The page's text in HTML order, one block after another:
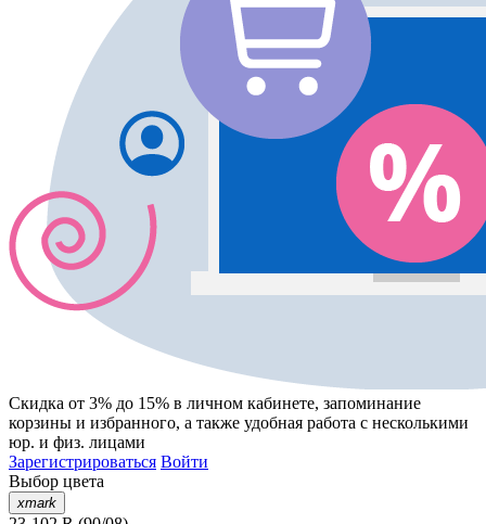
Скидка от 3% до 15% в личном кабинете, запоминание
корзины и избранного, а также удобная работа с несколькими
юр. и физ. лицами
Зарегистрироваться Войти
Выбор цвета
xmark